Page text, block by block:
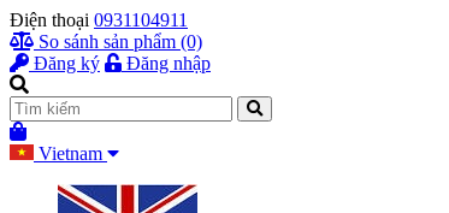
Điện thoại 0931104911
So sánh sản phẩm (0)
Đăng ký
Đăng nhập
Vietnam